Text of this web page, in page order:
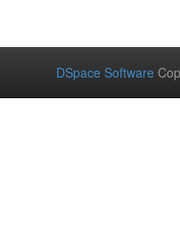
DSpace Software